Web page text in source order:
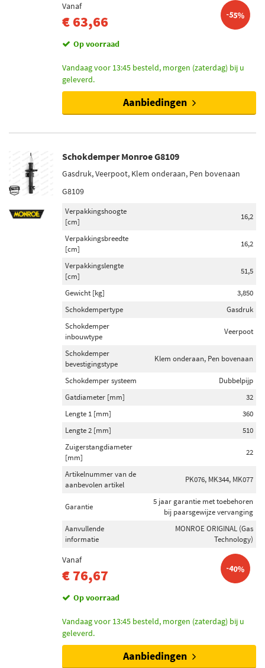
Vanaf
€ 63,66 -55%
Op voorraad
Vandaag voor 13:45 besteld, morgen (zaterdag) bij u
geleverd.
Aanbiedingen
Schokdemper Monroe G8109
Gasdruk, Veerpoot, Klem onderaan, Pen bovenaan
G8109
Verpakkingshoogte
[cm]
16,2
Verpakkingsbreedte
[cm]
16,2
Verpakkingslengte
[cm]
51,5
Gewicht [kg]
3,850
Schokdempertype
Gasdruk
Schokdemper
inbouwtype
Veerpoot
Schokdemper
bevestigingstype
Klem onderaan, Pen bovenaan
Schokdemper systeem
Dubbelpijp
Gatdiameter [mm]
32
Lengte 1 [mm]
360
Lengte 2 [mm]
510
Zuigerstangdiameter
[mm]
22
Artikelnummer van de
aanbevolen artikel
PK076, MK344, MK077
Garantie
5 jaar garantie met toebehoren
bij paarsgewijze vervanging
Aanvullende
informatie
MONROE ORIGINAL (Gas
Technology)
Vanaf
€ 76,67 -40%
Op voorraad
Vandaag voor 13:45 besteld, morgen (zaterdag) bij u
geleverd.
Aanbiedingen